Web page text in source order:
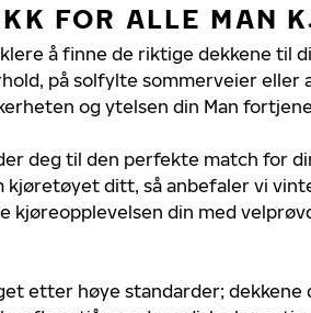
FOR ALLE MAN
å finne de riktige dekkene til
på solfylte sommerveier eller
og ytelsen din Man
deg til den perfekte match for
kjøretøyet ditt, så anbefaler vi
kjøreopplevelsen din med
etter høye standarder;